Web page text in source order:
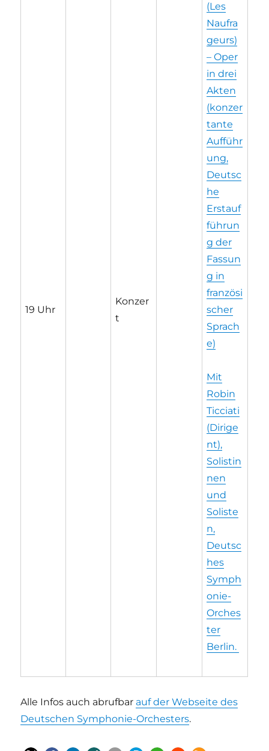
19 Uhr
Konzer
t
(Les
Naufra
geurs)
– Oper
in drei
Akten
(konzer
tante
Aufführ
ung,
Deutsc
he
Erstauf
führun
g der
Fassun
g in
französi
scher
Sprach
e)
Mit
Robin
Ticciati
(Dirige
nt),
Solistin
nen
und
Soliste
n,
Deutsc
hes
Symph
onie-
Orches
ter
Berlin.
Alle Infos auch abrufbar auf der Webseite des
Deutschen Symphonie-Orchesters.